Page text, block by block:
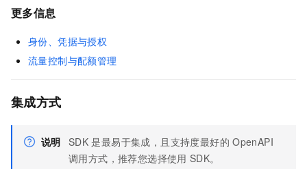
更多信息
身份、凭据与授权
流量控制与配额管理
集成方式
说明 SDK 是最易于集成，且支持度最好的 OpenAPI
调用方式，推荐您选择使用 SDK。